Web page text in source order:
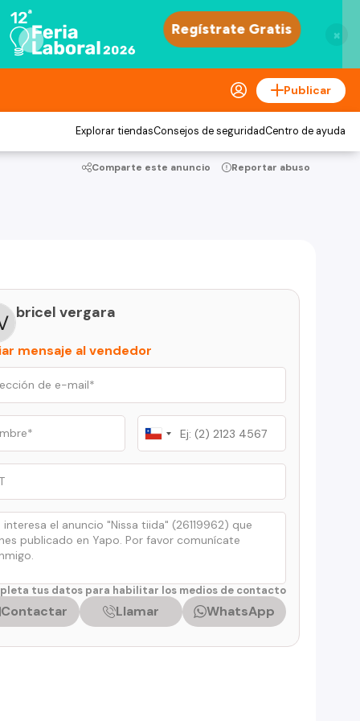
×
Publicar
Explorar tiendasConsejos de seguridadCentro de ayuda
Comparte este anuncio Reportar abuso
bricel vergara
mensaje al vendedor
Chile
+56
tus datos para habilitar los medios de contacto
Contactar Llamar WhatsApp